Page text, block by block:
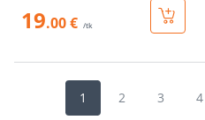
19.00 € /tk
1 2 3 4